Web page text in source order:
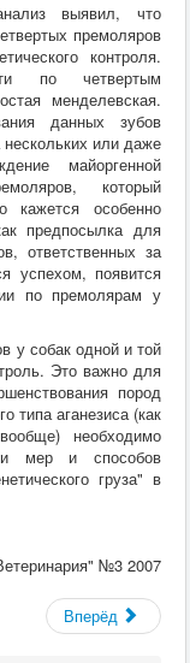
выявил, что
премоляров
контроля.
по четвертым
менделевская.
данных зубов
или даже
майоргенной
который
кажется особенно
предпосылка для
ответственных за
успехом, появится
по премолярам у
у собак одной и той
Это важно для
пород
типа аганезиса (как
необходимо
мер и способов
груза" в
№3 2007
Вперёд